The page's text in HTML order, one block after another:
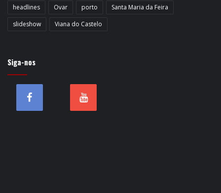
headlines
Ovar porto
Santa Maria da Feira
slideshow
Viana do Castelo
Siga-nos